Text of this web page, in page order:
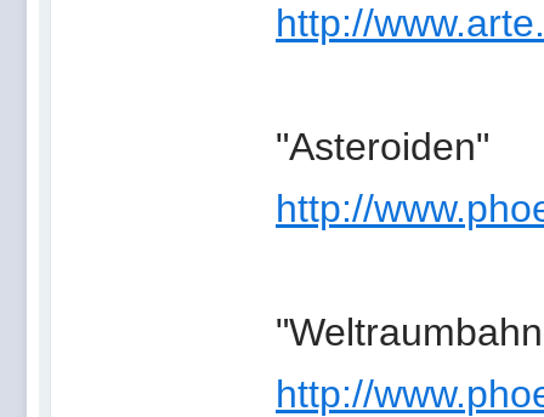
http://
"Asteroiden"
http://
http://